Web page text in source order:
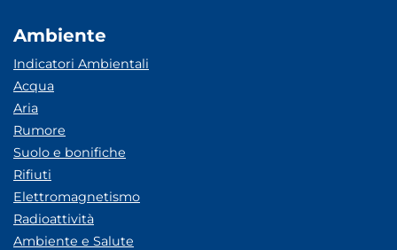
Ambiente
Indicatori Ambientali
Acqua
Aria
Rumore
Suolo e bonifiche
Rifiuti
Elettromagnetismo
Radioattività
Ambiente e Salute